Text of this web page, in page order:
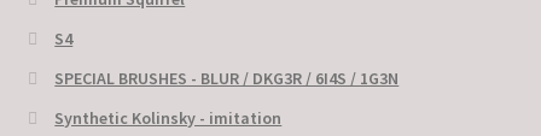
S4
SPECIAL BRUSHES - BLUR / DKG3R / 6I4S / 1G3N
Synthetic Kolinsky - imitation